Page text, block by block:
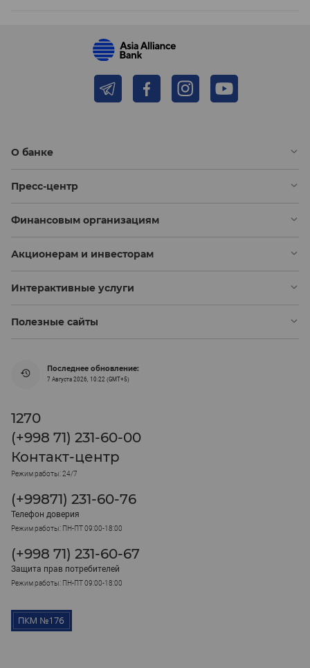
О банке
Пресс-центр
Финансовым организациям
Акционерам и инвесторам
Интерактивные услуги
Полезные сайты
Последнее обновление:
7 Августа 2026, 10:22 (GMT+5)
1270
(+998 71) 231-60-00
Контакт-центр
Режим работы: 24/7
(+99871) 231-60-76
Телефон доверия
Режим работы: ПН-ПТ 09:00-18:00
(+998 71) 231-60-67
Защита прав потребителей
Режим работы: ПН-ПТ 09:00-18:00